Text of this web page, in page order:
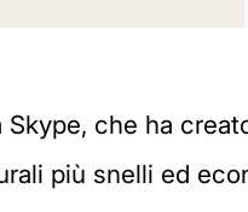
che ha
più snelli ed